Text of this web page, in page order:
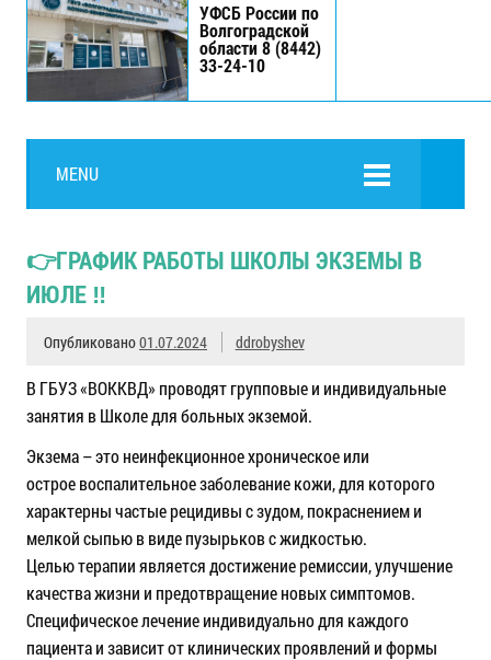
УФСБ России по
Волгоградской
области 8 (8442)
33-24-10
MENU
👉ГРАФИК РАБОТЫ ШКОЛЫ ЭКЗЕМЫ В
ИЮЛЕ ‼
Опубликовано01.07.2024 ddrobyshev
В ГБУЗ «ВОККВД» проводят групповые и индивидуальные
занятия в Школе для больных экземой.
Экзема – это неинфекционное хроническое или
острое воспалительное заболевание кожи, для которого
характерны частые рецидивы с зудом, покраснением и
мелкой сыпью в виде пузырьков с жидкостью.
Целью терапии является достижение ремиссии, улучшение
качества жизни и предотвращение новых симптомов.
Специфическое лечение индивидуально для каждого
пациента и зависит от клинических проявлений и формы